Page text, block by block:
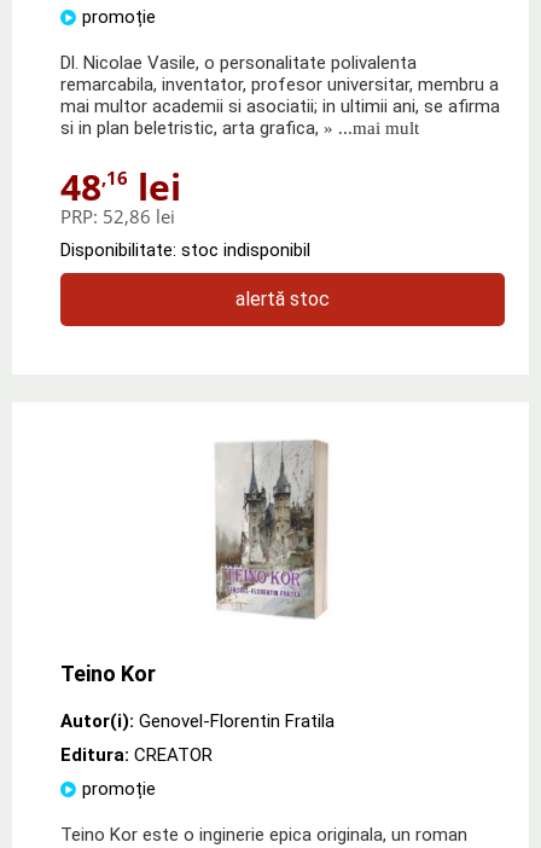
promoție
Dl. Nicolae Vasile, o personalitate polivalenta
remarcabila, inventator, profesor universitar, membru a
mai multor academii si asociatii; in ultimii ani, se afirma
si in plan beletristic, arta grafica, » ...mai mult
48,16 lei
PRP: 52,86 lei
Disponibilitate: stoc indisponibil
alertă stoc
Teino Kor
Autor(i): Genovel-Florentin Fratila
Editura: CREATOR
promoție
Teino Kor este o inginerie epica originala, un roman